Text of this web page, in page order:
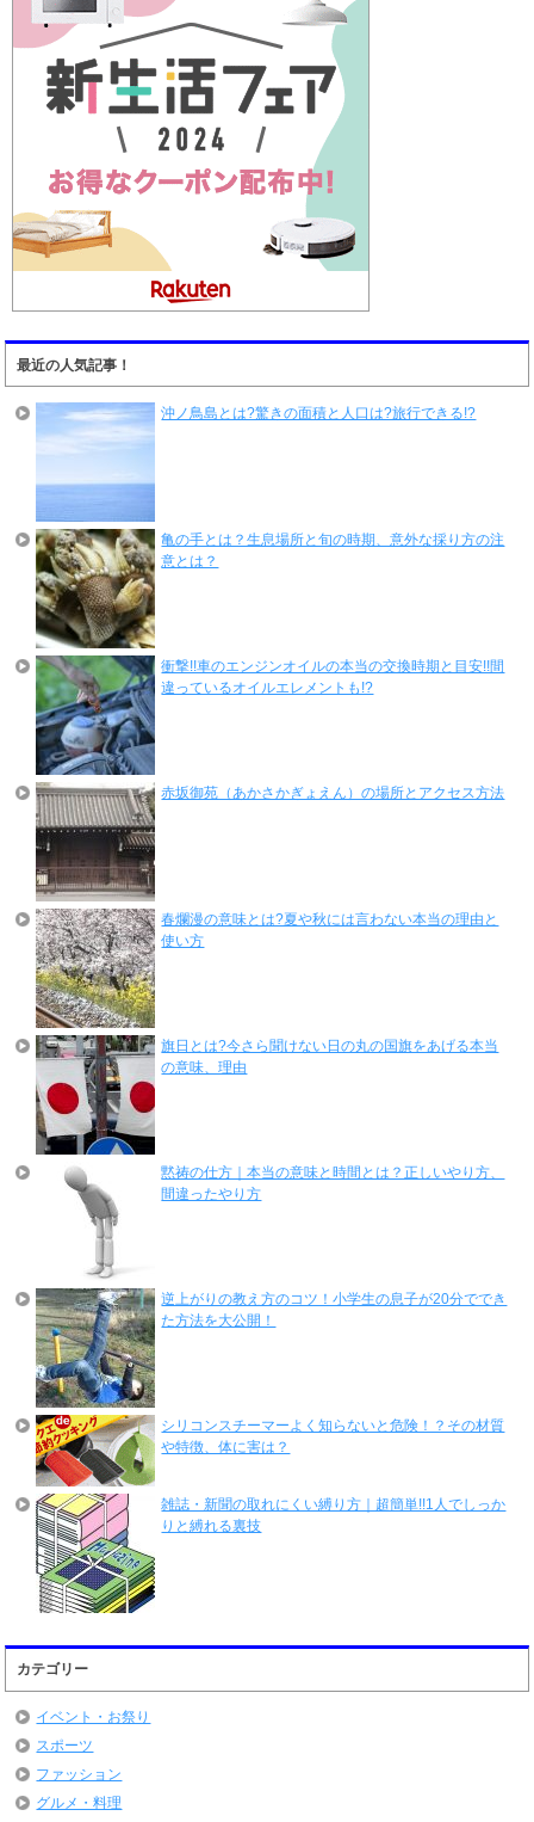
最近の人気記事！
沖ノ鳥島とは?驚きの面積と人口は?旅行できる!?
亀の手とは？生息場所と旬の時期、意外な採り方の注
意とは？
衝撃!!車のエンジンオイルの本当の交換時期と目安!!間
違っているオイルエレメントも!?
赤坂御苑（あかさかぎょえん）の場所とアクセス方法
春爛漫の意味とは?夏や秋には言わない本当の理由と
使い方
旗日とは?今さら聞けない日の丸の国旗をあげる本当
の意味、理由
黙祷の仕方｜本当の意味と時間とは？正しいやり方、
間違ったやり方
逆上がりの教え方のコツ！小学生の息子が20分ででき
た方法を大公開！
シリコンスチーマーよく知らないと危険！？その材質
や特徴、体に害は？
雑誌・新聞の取れにくい縛り方｜超簡単!!1人でしっか
りと縛れる裏技
カテゴリー
イベント・お祭り
スポーツ
ファッション
グルメ・料理